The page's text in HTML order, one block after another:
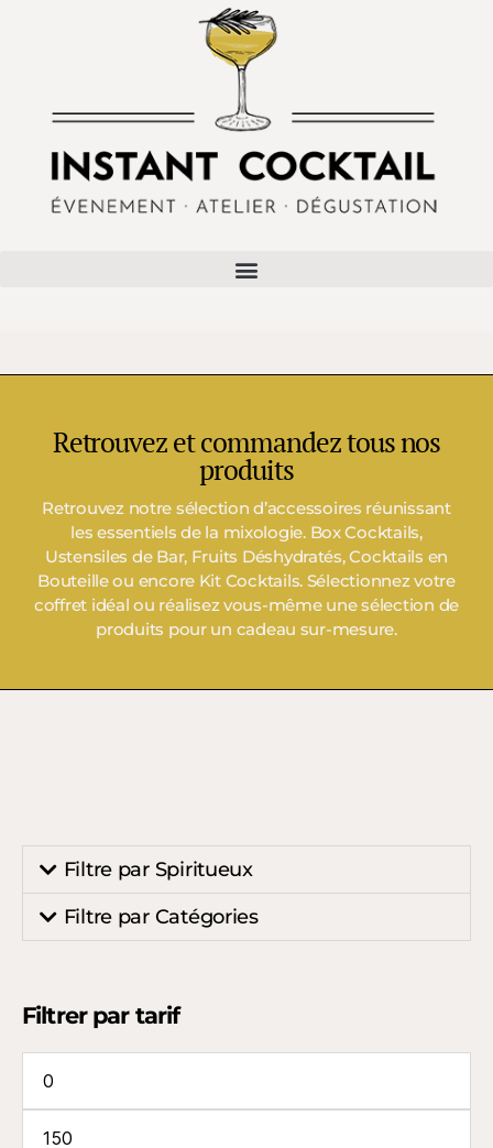
Retrouvez et commandez tous nos
produits
Retrouvez notre sélection d’accessoires réunissant
les essentiels de la mixologie. Box Cocktails,
Ustensiles de Bar, Fruits Déshydratés, Cocktails en
Bouteille ou encore Kit Cocktails. Sélectionnez votre
coffret idéal ou réalisez vous-même une sélection de
produits pour un cadeau sur-mesure.
Filtre par Spiritueux
Filtre par Catégories
Filtrer par tarif